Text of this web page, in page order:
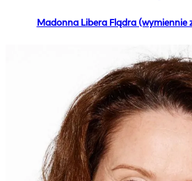
Madonna Libera Flądra (wymiennie